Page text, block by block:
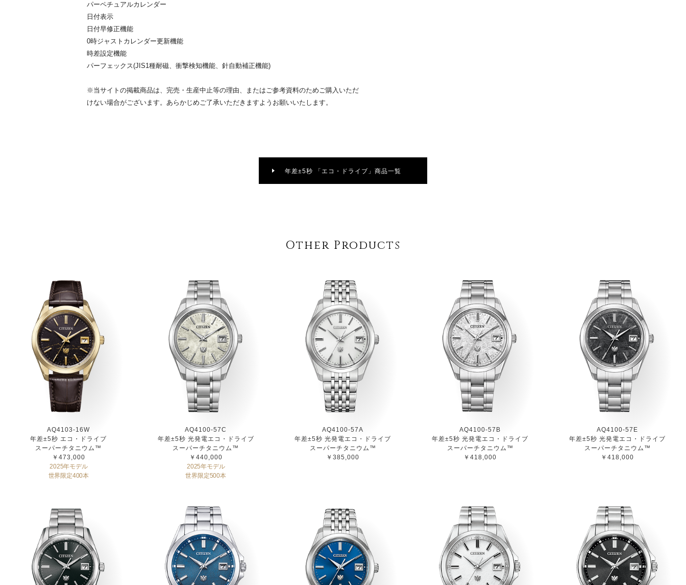
パーペチュアルカレンダー
日付表示
日付早修正機能
0時ジャストカレンダー更新機能
時差設定機能
パーフェックス(JIS1種耐磁、衝撃検知機能、針自動補正機能)
※当サイトの掲載商品は、完売・生産中止等の理由、またはご参考資料のためご購入いただ
けない場合がございます。あらかじめご了承いただきますようお願いいたします。
年差±5秒 「エコ・ドライブ」商品一覧
Other Products
AQ4103-16W
年差±5秒 エコ・ドライブ
スーパーチタニウム™
￥473,000
2025年モデル
世界限定400本
AQ4100-57C
年差±5秒 光発電エコ・ドライブ
スーパーチタニウム™
￥440,000
2025年モデル
世界限定500本
AQ4100-57A
年差±5秒 光発電エコ・ドライブ
スーパーチタニウム™
￥385,000
AQ4100-57B
年差±5秒 光発電エコ・ドライブ
スーパーチタニウム™
￥418,000
AQ4100-57E
年差±5秒 光発電エコ・ドライブ
スーパーチタニウム™
￥418,000